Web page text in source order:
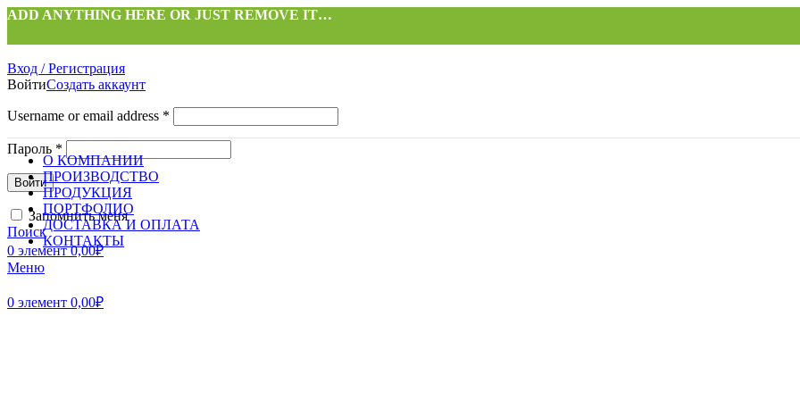
ADD ANYTHING HERE OR JUST REMOVE IT…
Вход / Регистрация
ВойтиСоздать аккаунт
Username or email address *
Пароль *
Войти
Запомнить меня
Поиск
0 элемент 0,00₽
Меню
0 элемент 0,00₽
О КОМПАНИИ
ПРОИЗВОДСТВО
ПРОДУКЦИЯ
ПОРТФОЛИО
ДОСТАВКА И ОПЛАТА
КОНТАКТЫ
Нажмите, чтобы увеличить